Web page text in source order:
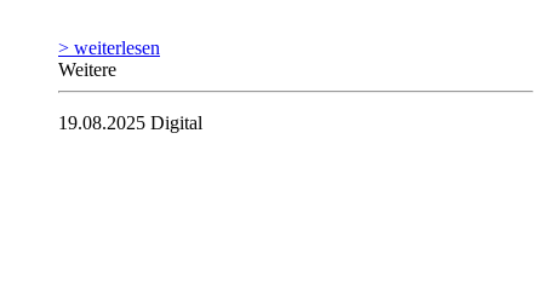
> weiterlesen
Weitere
19.08.2025 Digital